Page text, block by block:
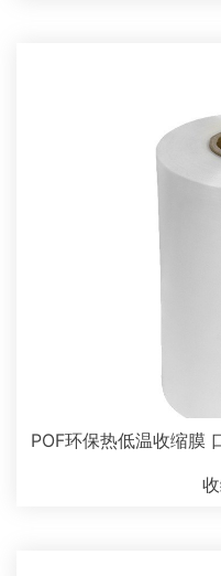
POF环保热低温收缩膜